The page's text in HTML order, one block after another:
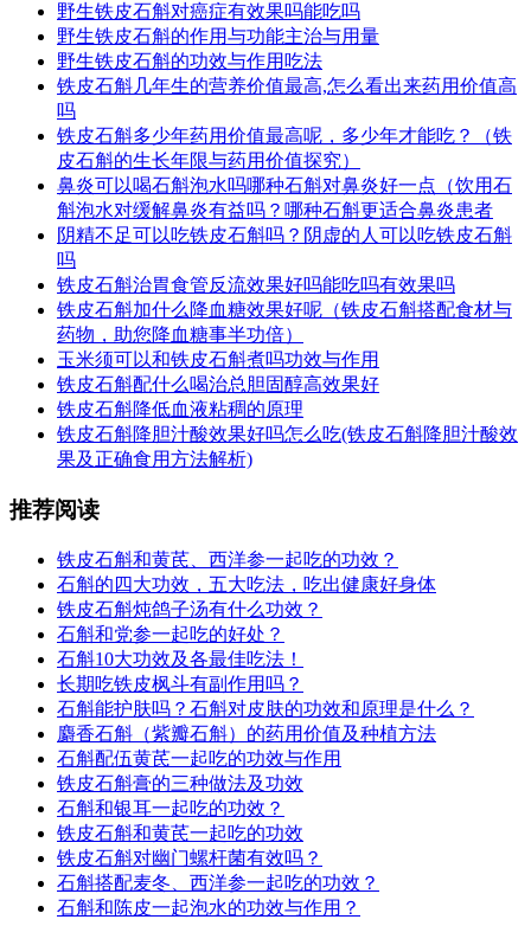
野生铁皮石斛对癌症有效果吗能吃吗
野生铁皮石斛的作用与功能主治与用量
野生铁皮石斛的功效与作用吃法
铁皮石斛几年生的营养价值最高,怎么看出来药用价值高
吗
铁皮石斛多少年药用价值最高呢，多少年才能吃？（铁
皮石斛的生长年限与药用价值探究）
鼻炎可以喝石斛泡水吗哪种石斛对鼻炎好一点（饮用石
斛泡水对缓解鼻炎有益吗？哪种石斛更适合鼻炎患者
阴精不足可以吃铁皮石斛吗？阴虚的人可以吃铁皮石斛
吗
铁皮石斛治胃食管反流效果好吗能吃吗有效果吗
铁皮石斛加什么降血糖效果好呢（铁皮石斛搭配食材与
药物，助您降血糖事半功倍）
玉米须可以和铁皮石斛煮吗功效与作用
铁皮石斛配什么喝治总胆固醇高效果好
铁皮石斛降低血液粘稠的原理
铁皮石斛降胆汁酸效果好吗怎么吃(铁皮石斛降胆汁酸效
果及正确食用方法解析)
推荐阅读
铁皮石斛和黄芪、西洋参一起吃的功效？
石斛的四大功效，五大吃法，吃出健康好身体
铁皮石斛炖鸽子汤有什么功效？
石斛和党参一起吃的好处？
石斛10大功效及各最佳吃法！
长期吃铁皮枫斗有副作用吗？
石斛能护肤吗？石斛对皮肤的功效和原理是什么？
麝香石斛（紫瓣石斛）的药用价值及种植方法
石斛配伍黄芪一起吃的功效与作用
铁皮石斛膏的三种做法及功效
石斛和银耳一起吃的功效？
铁皮石斛和黄芪一起吃的功效
铁皮石斛对幽门螺杆菌有效吗？
石斛搭配麦冬、西洋参一起吃的功效？
石斛和陈皮一起泡水的功效与作用？